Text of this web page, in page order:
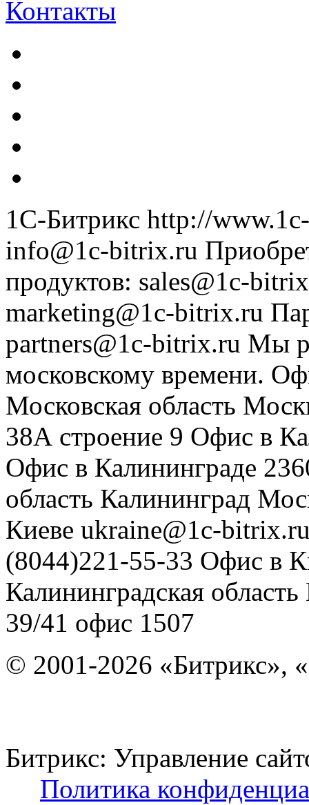
Контакты
1С-Битрикс http://
info@1c-bitrix.ru
продуктов: sales@1c-
marketing@1c-bitrix.ru
partners@1c-bitrix.ru Мы
московскому времени.
Московская область
38А строение 9 Офис в
Офис в Калининграде
область Калининград
Киеве ukraine@1c-
(8044)221-55-33 Офис в
Калининградская область
39/41 офис 1507
© 2001-2026 «Битрикс»,
Битрикс: Управление
Политика